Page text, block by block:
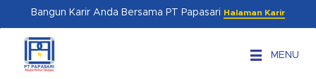
content
Bangun Karir Anda Bersama PT Papasari Halaman Karir
MENU
Close
Menu